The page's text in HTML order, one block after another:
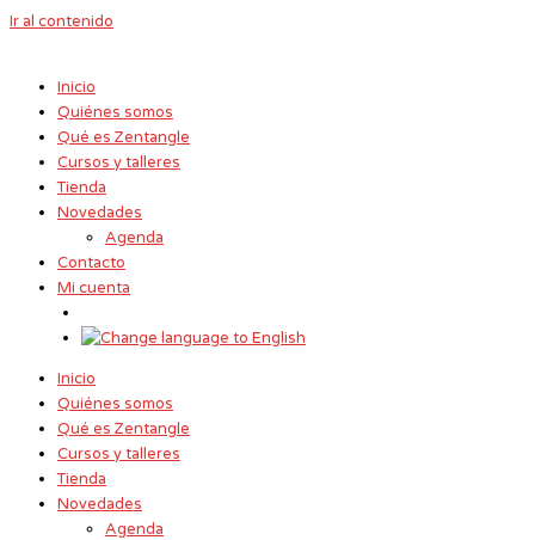
Ir al contenido
Inicio
Quiénes somos
Qué es Zentangle
Cursos y talleres
Tienda
Novedades
Agenda
Contacto
Mi cuenta
Inicio
Quiénes somos
Qué es Zentangle
Cursos y talleres
Tienda
Novedades
Agenda